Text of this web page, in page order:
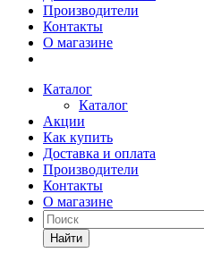
Производители
Контакты
О магазине
Каталог
Каталог
Акции
Как купить
Доставка и оплата
Производители
Контакты
О магазине
Найти